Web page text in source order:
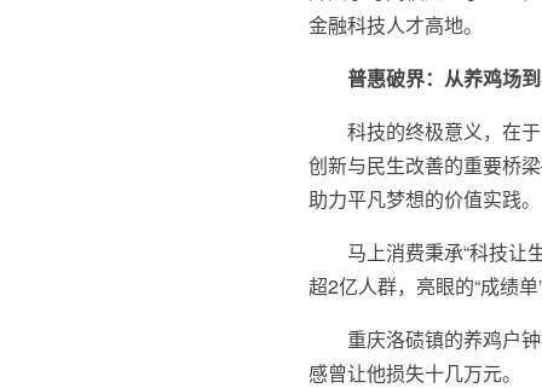
金融科技人才高地。
普惠破界：从养鸡场
科技的终极意义，在
创新与民生改善的重要桥
助力平凡梦想的价值实践。
马上消费秉承“科技让
超2亿人群，亮眼的“成绩
重庆洛碛镇的养鸡户
感曾让他损失十几万元。